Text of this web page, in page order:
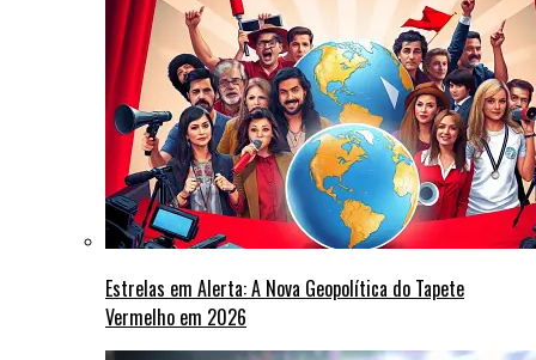
Estrelas em Alerta: A Nova Geopolítica do Tapete
Vermelho em 2026